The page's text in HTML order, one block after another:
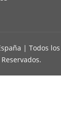
| Todos
Reservados.